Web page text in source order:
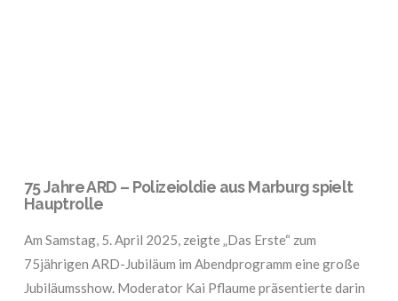
75 Jahre ARD – Polizeioldie aus Marburg spielt
Hauptrolle
Am Samstag, 5. April 2025, zeigte „Das Erste“ zum
75jährigen ARD-Jubiläum im Abendprogramm eine große
Jubiläumsshow. Moderator Kai Pflaume präsentierte darin